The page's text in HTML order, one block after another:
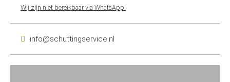
Wij zijn niet bereikbaar via WhatsApp!
info@schuttingservice.nl